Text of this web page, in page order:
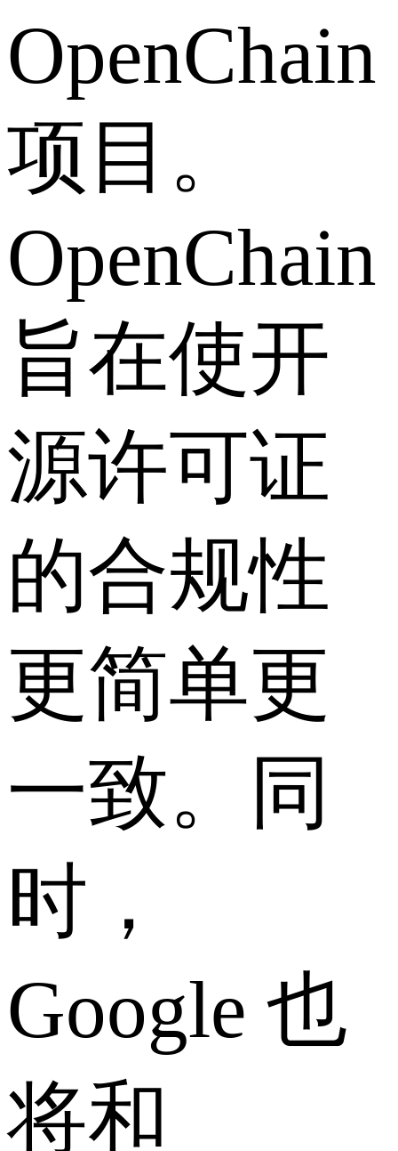
OpenChain
项目。
OpenChain
旨在使开
源许可证
的合规性
更简单更
一致。同
时，
Google 也
将和